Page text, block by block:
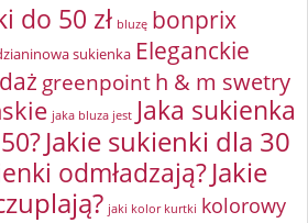
do 50 zł bluzę bonprix
sukienka Eleganckie
greenpointh & m swetry
jaka bluza jest Jaka sukienka
Jakie sukienki dla 30
odmładzają?Jakie
jaki kolor kurtki kolorowy